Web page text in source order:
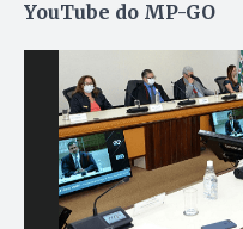
YouTube do MP-GO